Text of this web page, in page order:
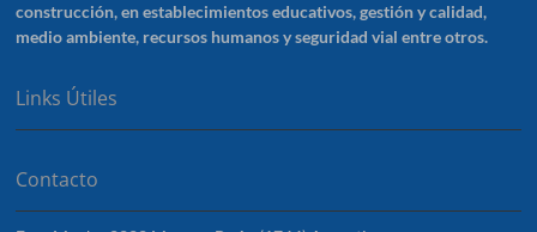
construcción, en establecimientos educativos, gestión y calidad,
medio ambiente, recursos humanos y seguridad vial entre otros.
Links Útiles
Contacto